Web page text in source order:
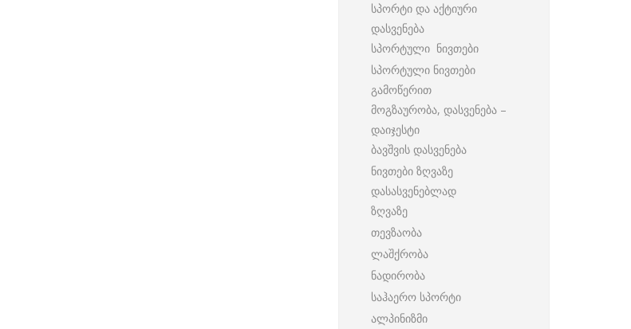
სპორტი და აქტიური
დასვენება
სპორტული ნივთები
სპორტული ნივთები
გამოწერით
მოგზაურობა, დასვენება –
დაიჯესტი
ბავშვის დასვენება
ნივთები ზღვაზე
დასასვენებლად
ზღვაზე
თევზაობა
ლაშქრობა
ნადირობა
საჰაერო სპორტი
ალპინიზმი